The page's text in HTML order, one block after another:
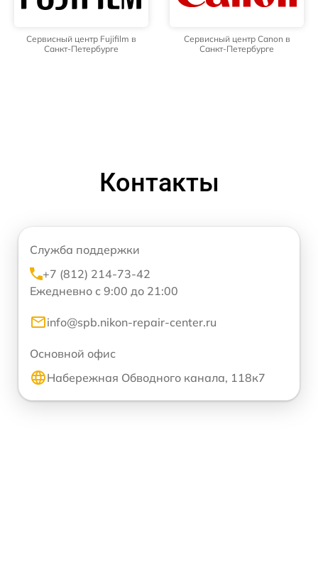
Сервисный центр Fujifilm в
Санкт-Петербурге
Сервисный центр Canon в
Санкт-Петербурге
Контакты
Служба поддержки
+7 (812) 214-73-42
Ежедневно с 9:00 до 21:00
info@spb.nikon-repair-center.ru
Основной офис
Набережная Обводного канала, 118к7